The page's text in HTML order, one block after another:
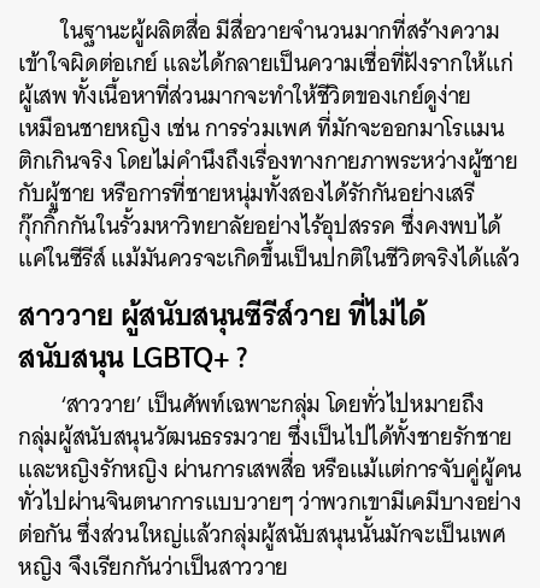
ในฐานะผู้ผลิตสื่อ มีสื่อวายจำนวนมากที่สร้างความ
เข้าใจผิดต่อเกย์ และได้กลายเป็นความเชื่อที่ฝังรากให้แก่
ผู้เสพ ทั้งเนื้อหาที่ส่วนมากจะทำให้ชีวิตของเกย์ดูง่าย
เหมือนชายหญิง เช่น การร่วมเพศ ที่มักจะออกมาโรแมน
ติกเกินจริง โดยไม่คำนึงถึงเรื่องทางกายภาพระหว่างผู้ชาย
กับผู้ชาย หรือการที่ชายหนุ่มทั้งสองได้รักกันอย่างเสรี
กุ๊กกิ๊กกันในรั้วมหาวิทยาลัยอย่างไร้อุปสรรค ซึ่งคงพบได้
แค่ในซีรีส์ แม้มันควรจะเกิดขึ้นเป็นปกติในชีวิตจริงได้แล้ว
สาววาย ผู้สนับสนุนซีรีส์วาย ที่ไม่ได้
สนับสนุน LGBTQ+ ?
‘สาววาย’ เป็นศัพท์เฉพาะกลุ่ม โดยทั่วไปหมายถึง
กลุ่มผู้สนับสนุนวัฒนธรรมวาย ซึ่งเป็นไปได้ทั้งชายรักชาย
และหญิงรักหญิง ผ่านการเสพสื่อ หรือแม้แต่การจับคู่ผู้คน
ทั่วไปผ่านจินตนาการแบบวายๆ ว่าพวกเขามีเคมีบางอย่าง
ต่อกัน ซึ่งส่วนใหญ่แล้วกลุ่มผู้สนับสนุนนั้นมักจะเป็นเพศ
หญิง จึงเรียกกันว่าเป็นสาววาย